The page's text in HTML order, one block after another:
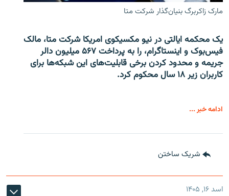
مارک زاکربرگ بنیان‌گذار شرکت متا
یک محکمه ایالتی در نیو مکسیکوی امریکا شرکت متا، مالک
فیس‌بوک و اینستاگرام، را به پرداخت ۵۶۷ میلیون دالر
جریمه و محدود کردن برخی قابلیت‌های این شبکه‌ها برای
کاربران زیر ۱۸ سال محکوم کرد.
ادامه خبر ...
شریک ساختن
اسد ۱۶, ۱۴۰۵